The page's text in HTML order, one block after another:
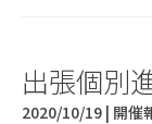
出張個別
2020/10/19 | 開催